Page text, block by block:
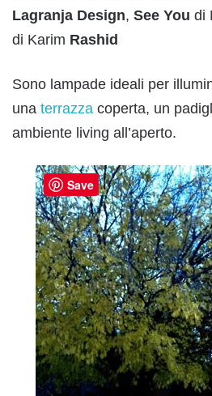
Lagranja Design, See You di
di Karim Rashid
Sono lampade ideali per
una terrazza coperta, un
ambiente living all’aperto.
Save